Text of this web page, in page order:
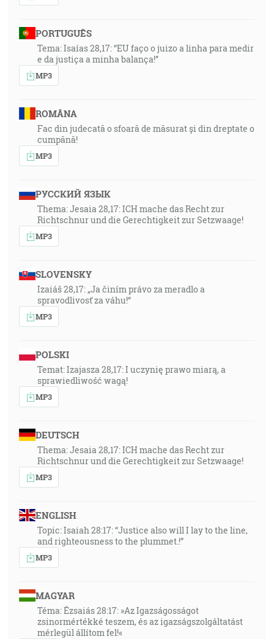
PORTUGUÊS
Tema: Isaías 28,17: “EU faço o juizo a linha para medir
e da justiça a minha balança!”
MP3
ROMÂNA
Fac din judecată o sfoară de măsurat și din dreptate o
cumpănă!
MP3
РУССКИЙ ЯЗЫК
Thema: Jesaia 28,17: ICH mache das Recht zur
Richtschnur und die Gerechtigkeit zur Setzwaage!
MP3
SLOVENSKY
Izaiáš 28,17: „Ja činím právo za meradlo a
spravodlivosť za váhu!“
MP3
POLSKI
Temat: Izajasza 28,17: I uczynię prawo miarą, a
sprawiedliwość wagą!
MP3
DEUTSCH
Thema: Jesaia 28,17: ICH mache das Recht zur
Richtschnur und die Gerechtigkeit zur Setzwaage!
MP3
ENGLISH
Topic: Isaiah 28:17: “Justice also will I lay to the line,
and righteousness to the plummet.!”
MP3
MAGYAR
Téma: Ézsaiás 28:17: »Az Igazságosságot
zsinormértékké teszem, és az igazságszolgáltatást
mérlegül állítom fel!«